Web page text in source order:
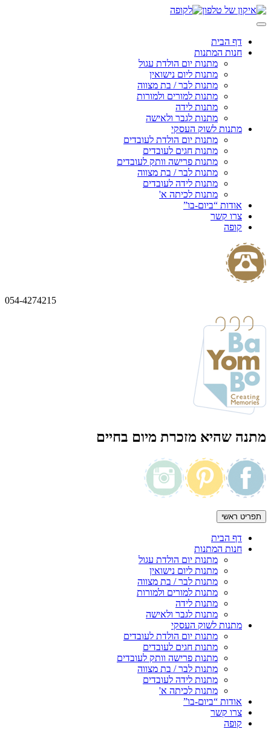
Skip
to
דף הבית
חנות המתנות
מתנות יום הולדת עגול
מתנות ליום נישואין
מתנות לבר / בת מצווה
מתנות למורים ולמורות
מתנות לידה
מתנות לגבר ולאישה
מתנות לשוק העסקי
מתנות יום הולדת לעובדים
מתנות חגים לעובדים
מתנות פרישה וותק לעובדים
מתנות לבר / בת מצווה
מתנות לידה לעובדים
מתנות לכיתה א'
אודות “ביום-בו”
צרו קשר
קופה
054-4274215
מתנה שהיא מזכרת מיום בחיים
תפריט ראשי
דף הבית
חנות המתנות
מתנות יום הולדת עגול
מתנות ליום נישואין
מתנות לבר / בת מצווה
מתנות למורים ולמורות
מתנות לידה
מתנות לגבר ולאישה
מתנות לשוק העסקי
מתנות יום הולדת לעובדים
מתנות חגים לעובדים
מתנות פרישה וותק לעובדים
מתנות לבר / בת מצווה
מתנות לידה לעובדים
מתנות לכיתה א'
אודות “ביום-בו”
צרו קשר
קופה